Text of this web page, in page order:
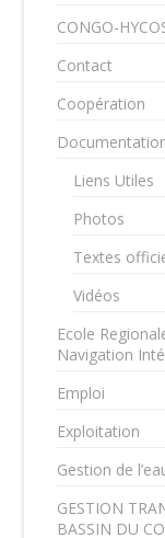
CONGO-
Contact
Coopération
Liens Utiles
Photos
Textes
Vidéos
Ecole
Navigation
Emploi
Exploitation
Gestion de
GESTION
BASSIN DU